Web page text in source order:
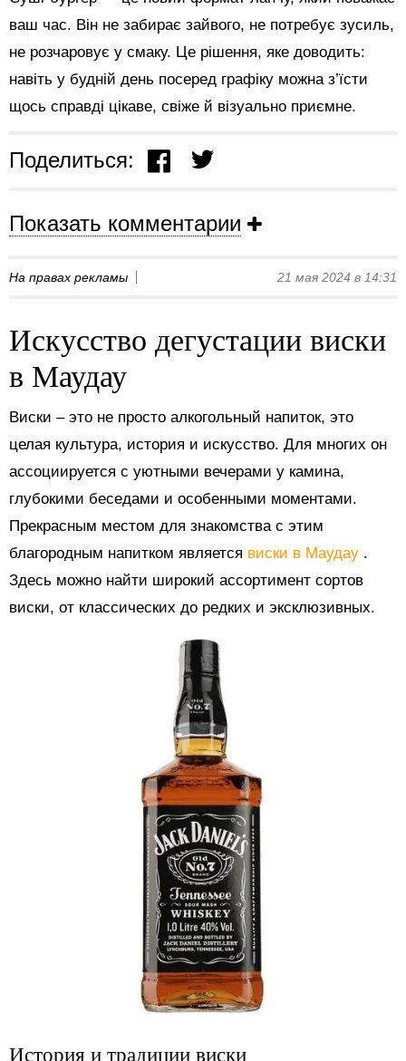
ваш час. Він не забирає зайвого, не потребує зусиль,
не розчаровує у смаку. Це рішення, яке доводить:
навіть у будній день посеред графіку можна з’їсти
щось справді цікаве, свіже й візуально приємне.
Поделиться:
Показать комментарии
На правах рекламы 21 мая 2024 в 14:31
Искусство дегустации виски
в Маудау
Виски – это не просто алкогольный напиток, это
целая культура, история и искусство. Для многих он
ассоциируется с уютными вечерами у камина,
глубокими беседами и особенными моментами.
Прекрасным местом для знакомства с этим
благородным напитком является виски в Маудау .
Здесь можно найти широкий ассортимент сортов
виски, от классических до редких и эксклюзивных.
История и традиции виски